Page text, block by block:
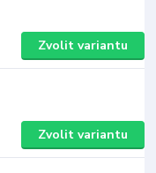
Zvolit variantu
Zvolit variantu